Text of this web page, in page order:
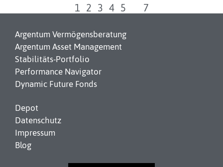
1 2 3 4 5 7
Argentum Vermögensberatung
Argentum Asset Management
Stabilitäts-Portfolio
Performance Navigator
Dynamic Future Fonds
Depot
Datenschutz
Impressum
Blog